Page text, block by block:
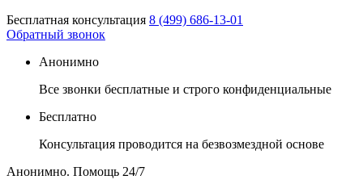
Бесплатная консультация 8 (499) 686-13-01
Обратный звонок
Анонимно
Все звонки бесплатные и строго конфиденциальные
Бесплатно
Консультация проводится на безвозмездной основе
Анонимно. Помощь 24/7